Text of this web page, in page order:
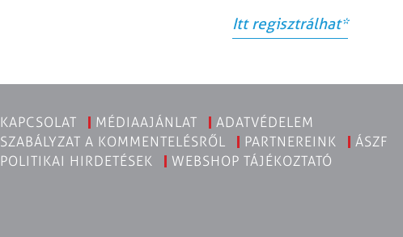
Itt regisztrálhat*
KAPCSOLAT MÉDIAAJÁNLAT
ADATVÉDELEM
SZABÁLYZAT A KOMMENTELÉSRŐL
PARTNEREINK
ÁSZF
POLITIKAI HIRDETÉSEK
WEBSHOP TÁJÉKOZTATÓ